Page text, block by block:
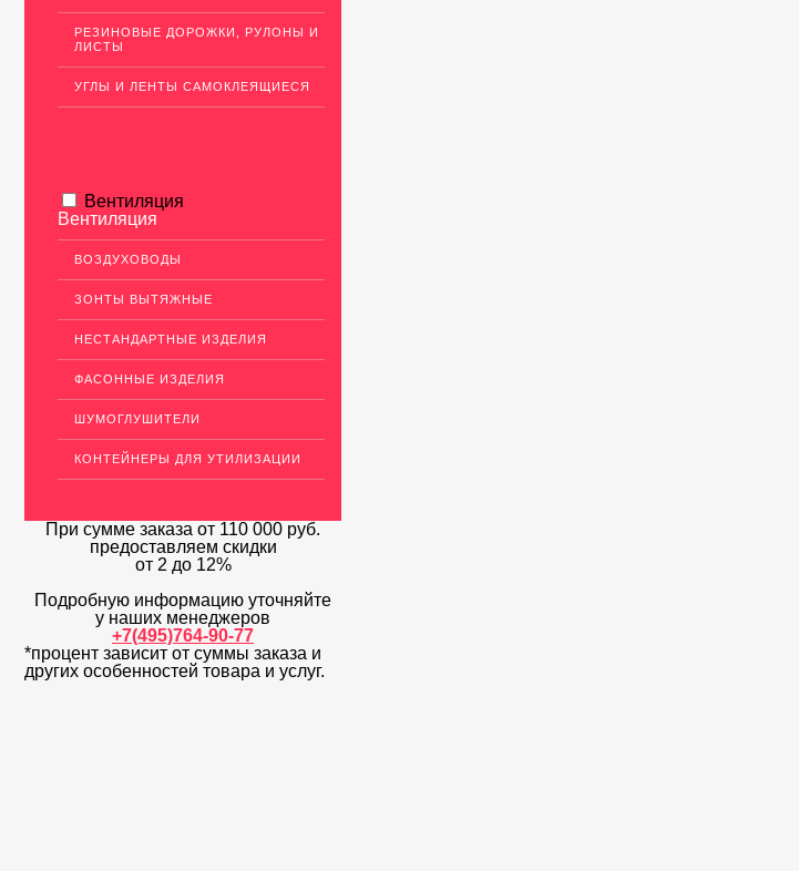
РЕЗИНОВЫЕ ДОРОЖКИ, РУЛОНЫ И
ЛИСТЫ
УГЛЫ И ЛЕНТЫ САМОКЛЕЯЩИЕСЯ
Вентиляция
Вентиляция
ВОЗДУХОВОДЫ
ЗОНТЫ ВЫТЯЖНЫЕ
НЕСТАНДАРТНЫЕ ИЗДЕЛИЯ
ФАСОННЫЕ ИЗДЕЛИЯ
ШУМОГЛУШИТЕЛИ
КОНТЕЙНЕРЫ ДЛЯ УТИЛИЗАЦИИ
При сумме заказа от 110 000 руб.
предоставляем скидки
от 2 до 12%
Подробную информацию уточняйте
у наших менеджеров
+7(495)764-90-77
*процент зависит от суммы заказа и
других особенностей товара и услуг.